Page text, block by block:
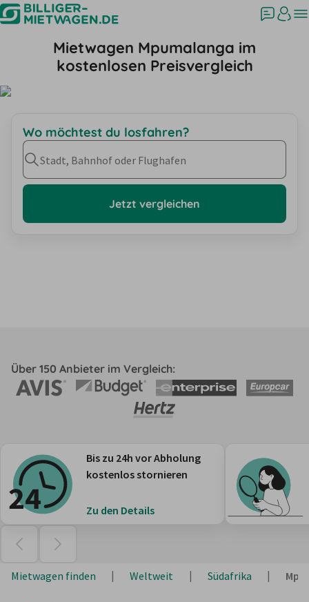
Mietwagen Mpumalanga im
kostenlosen Preisvergleich
Wo möchtest du losfahren?
Stadt, Bahnhof oder Flughafen
Jetzt vergleichen
Über 150 Anbieter im Vergleich:
Bis zu 24h vor Abholung
kostenlos stornieren
Zu den Details
Mietwagen finden Weltweit Südafrika